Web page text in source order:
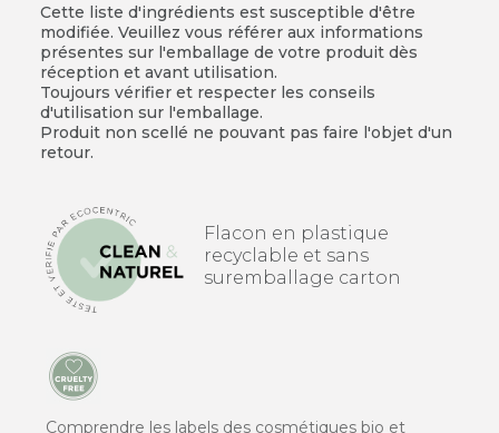
Cette liste d'ingrédients est susceptible d'être
modifiée. Veuillez vous référer aux informations
présentes sur l'emballage de votre produit dès
réception et avant utilisation.
Toujours vérifier et respecter les conseils
d'utilisation sur l'emballage.
Produit non scellé ne pouvant pas faire l'objet d'un
retour.
Flacon en plastique
recyclable et sans
suremballage carton
Comprendre les labels des cosmétiques bio et